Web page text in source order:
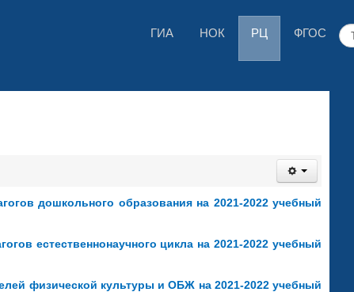
ГИА НОК РЦ ФГОС
дошкольного образования на 2021-2022 учебный
естественнонаучного цикла на 2021-2022 учебный
физической культуры и ОБЖ на 2021-2022 учебный